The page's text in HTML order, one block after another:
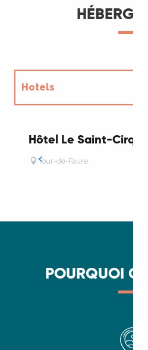
Hotels
Hôtel Le Saint-Cirq
Tour-de-Faure
POURQUOI